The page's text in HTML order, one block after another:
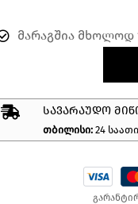
მარაგშია მხოლოდ
ᲡᲐᲕᲐᲠᲐᲣᲓᲝ
თბილისი: 24